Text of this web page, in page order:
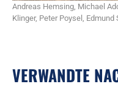
Andreas Hemsing, Michael
Klinger, Peter Poysel,
VERWANDTE